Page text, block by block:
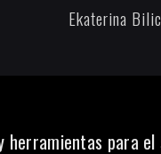
Ekaterina
para